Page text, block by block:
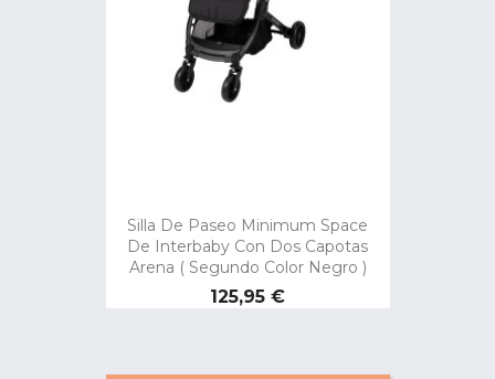
Silla De Paseo Minimum Space
De Interbaby Con Dos Capotas
Arena ( Segundo Color Negro )
Precio
125,95 €